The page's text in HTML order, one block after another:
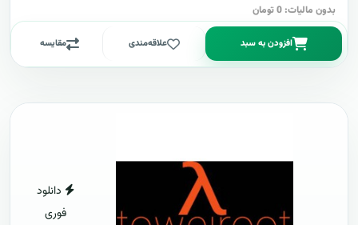
بدون مالیات: 0 تومان
افزودن به سبد علاقه‌مندی مقایسه
دانلود
فوری